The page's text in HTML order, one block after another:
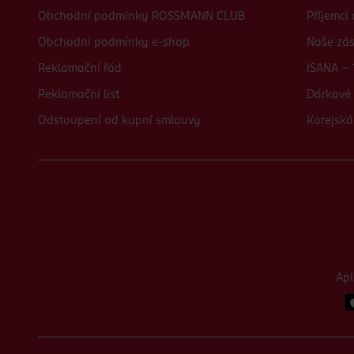
Obchodní podmínky ROSSMANN CLUB
Obchodní podmínky e-shop
Reklamační řád
Reklamační list
Odstoupení od kupní smlouvy
Příjemci
Naše
ISANA